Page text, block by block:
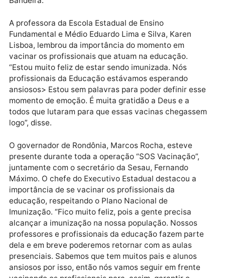
“A Educação sempre será prioridade. Eu estou muito
feliz, pois me enquadro nessa classe. Lembrando
vacinação hoje não é só para professores, mas para
qualquer pessoa que trabalhe nas escolas, ou seja,
envolve todos que trabalham para fazer uma escola
acontecer”, disse o superintendente da Sejucel,
Bandeira.
A professora da Escola Estadual de Ensino
Lisboa, lembrou da importância do momento em
vacinar os profissionais que atuam na educação.
“Estou muito feliz de estar sendo imunizada. Nós
profissionais da Educação estávamos esperando
ansiosos> Estou sem palavras para poder definir
momento de emoção. É muita gratidão a Deus e a
todos que lutaram para que essas vacinas
logo”, disse.
O governador de Rondônia, Marcos Rocha, esteve
presente durante toda a operação “SOS Vacinação”,